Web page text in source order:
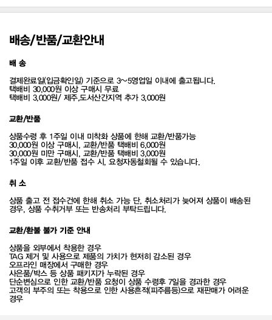
배송/반품/교환안내
배 송
결제완료일(입금확인일) 기준으로 3~5영업일 이내에 출고됩니다.
택배비 30,000원 이상 구매시 무료
택배비 3,000원/ 제주,도서산간지역 추가 3,000원
교환/반품
상품수령 후 1주일 이내 미착화 상품에 한해 교환/반품가능
30,000원 이상 구매시, 교환/반품 택배비 6,000원
30,000원 미만 구매시, 교환/반품 택배비 3,000원
1주일 이후 교환/반품 접수 시, 요청자동철회될 수 있습니다.
취 소
상품 출고 전 접수건에 한해 취소 가능 단, 취소처리가 늦어져 상품이 배송된
경우, 상품 수취거부 또는 반송처리 부탁드립니다.
교환/환불 불가 기준 안내
상품을 외부에서 착용한 경우
TAG 제거 및 사용으로 제품의 가치가 현저히 감소된 경우
오프라인 매장에서 구매한 경우
사은품/박스 등 상품 패키지가 누락된 경우
단순변심으로 인한 교환/반품 요청이 상품 수령후 7일을 경과한 경우
고객의 부주의 또는 착용으로 인한 사용흔적(피주름등)으로 재판매가 어려운
경우